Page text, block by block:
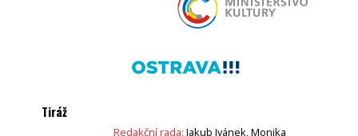
Tiráž
Redakční rada: Jakub Ivánek, Monika